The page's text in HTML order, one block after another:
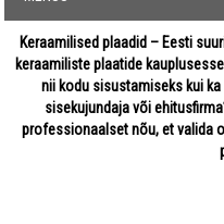
Keraamilised plaadid – Eesti
keraamiliste plaatide
nii kodu sisustamiseks kui
sisekujundaja või
professionaalset nõu, et valida